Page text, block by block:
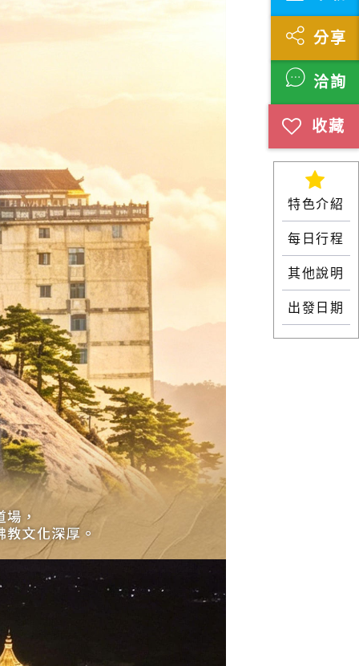
分享
洽詢
特色介紹
每日行程
其他說明
出發日期